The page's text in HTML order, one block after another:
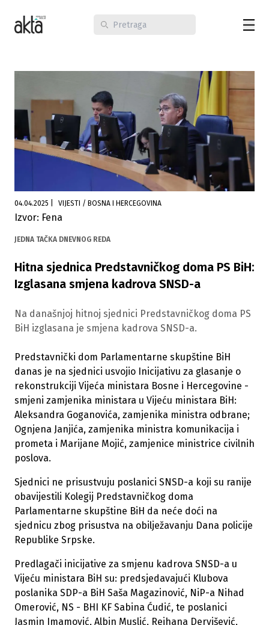
04.04.2025 VIJESTI / BOSNA I HERCEGOVINA
Izvor: Fena
JEDNA TAČKA DNEVNOG REDA
Hitna sjednica Predstavničkog doma PS BiH:
Izglasana smjena kadrova SNSD-a
Na današnjoj hitnoj sjednici Predstavničkog doma PS
BiH izglasana je smjena kadrova SNSD-a.
Predstavnički dom Parlamentarne skupštine BiH
danas je na sjednici usvojio Inicijativu za glasanje o
rekonstrukciji Vijeća ministara Bosne i Hercegovine -
smjeni zamjenika ministara u Vijeću ministara BiH:
Aleksandra Goganovića, zamjenika ministra odbrane;
Ognjena Janjića, zamjenika ministra komunikacija i
prometa i Marijane Mojić, zamjenice ministrice civilnih
poslova.
Sjednici ne prisustvuju poslanici SNSD-a koji su ranije
obavijestili Kolegij Predstavničkog doma
Parlamentarne skupštine BiH da neće doći na
sjednicu zbog prisustva na obilježavanju Dana policije
Republike Srpske.
Predlagači inicijative za smjenu kadrova SNSD-a u
Vijeću ministara BiH su: predsjedavajući Klubova
poslanika SDP-a BiH Saša Magazinović, NiP-a Nihad
Omerović, NS - BHI KF Sabina Ćudić, te poslanici
Jasmin Imamović, Albin Muslić, Rejhana Dervišević,